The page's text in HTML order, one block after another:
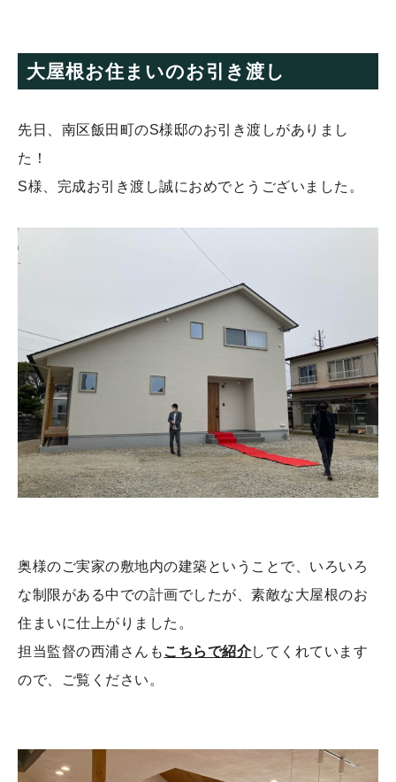
大屋根お住まいのお引き渡し
先日、南区飯田町のS様邸のお引き渡しがありまし
た！
S様、完成お引き渡し誠におめでとうございました。
奥様のご実家の敷地内の建築ということで、いろいろ
な制限がある中での計画でしたが、素敵な大屋根のお
住まいに仕上がりました。
担当監督の西浦さんも こちらで紹介してくれています
ので、ご覧ください。